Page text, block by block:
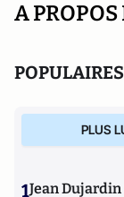
A
POPULAIRES
PLUS
1Jean